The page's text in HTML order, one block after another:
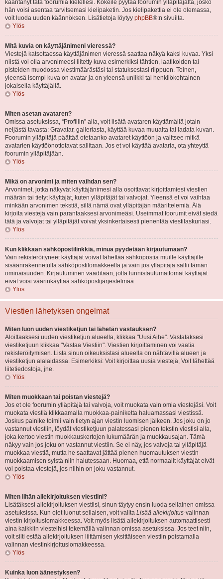
kääntänyt tätä foorumia kielellesi. Kokeile pyytää foorumin ylläpitäjältä, josko
hän voisi asentaa tarvitsemasi kielipaketin. Jos kielipakettia ei ole olemassa,
voit luoda uuden käännöksen. Lisätietoja löytyy phpBB®:n sivuilta.
Ylös
Mitä kuvia on käyttäjänimeni vieressä?
Viestejä katsottaessa käyttäjänimen vieressä saattaa näkyä kaksi kuvaa. Yksi
niistä voi olla arvonimeesi liitetty kuva esimerkiksi tähtien, laatikoiden tai
pisteiden muodossa viestimäärästäsi tai statuksestasi riippuen. Toinen,
yleensä isompi kuva on avatar ja on yleensä uniikki tai henkilökohtainen
jokaisella käyttäjällä.
Ylös
Miten asetan avataren?
Omissa asetuksissa, “Profiilin” alla, voit lisätä avataren käyttämällä jotain
neljästä tavasta: Gravatar, galleriasta, käyttää kuvaa muualta tai ladata kuvan.
Foorumin ylläpitäjä päättää otetaanko avataret käyttöön ja valitsee mitkä
avatarien käyttöönottotavat sallitaan. Jos et voi käyttää avataria, ota yhteyttä
foorumin ylläpitäjään.
Ylös
Mikä on arvonimi ja miten vaihdan sen?
Arvonimet, jotka näkyvät käyttäjänimesi alla osoittavat kirjoittamiesi viestien
määrän tai tietyt käyttäjät, kuten ylläpitäjät tai valvojat. Yleensä et voi vaihtaa
minkään arvonimen tekstiä, sillä nämä ovat ylläpitäjän määrittelemiä. Älä
kirjoita viestejä vain parantaaksesi arvonimeäsi. Useimmat foorumit eivät siedä
tätä ja valvojat tai ylläpitäjät voivat yksinkertaisesti pienentää viestilaskuriasi.
Ylös
Kun klikkaan sähköpostilinkkiä, minua pyydetään kirjautumaan?
Vain rekisteröityneet käyttäjät voivat lähettää sähköpostia muille käyttäjille
sisäänrakennetulla sähköpostilomakkeella ja vain jos ylläpitäjä sallii tämän
ominaisuuden. Kirjautuminen vaaditaan, jotta tunnistautumattomat käyttäjät
eivät voisi väärinkäyttää sähköpostijärjestelmää.
Ylös
Viestien lähetyksen ongelmat
Miten luon uuden viestiketjun tai lähetän vastauksen?
Aloittaaksesi uuden viestiketjun alueella, klikkaa "Uusi Aihe". Vastataksesi
viestiketjuun klikkaa "Vastaa Viestiin". Viestien kirjoittaminen voi vaatia
rekisteröitymisen. Lista sinun oikeuksistasi alueella on nähtävillä alueen ja
viestiketjun alalaidassa. Esimerkiksi: Voit kirjoittaa uusia viestejä, Voit lähettää
liitetiedostoja, jne.
Ylös
Miten muokkaan tai poistan viestejä?
Jos et ole foorumin ylläpitäjä tai valvoja, voit muokata vain omia viestejäsi. Voit
muokata viestiä klikkaamalla muokkaa-painiketta haluamassasi viestissä.
Joskus painike toimii vain tietyn ajan viestin luomisen jälkeen. Jos joku on jo
vastannut viestiin, löydät viestiketjuun palatessasi pienen tekstin viestisi alla,
joka kertoo viestin muokkauskertojen lukumäärän ja muokkausajan. Tämä
näkyy vain jos joku on vastannut viestiin. Se ei näy, jos valvoja tai ylläpitäjä
muokkaa viestiä, mutta he saattavat jättää pienen huomautuksen viestin
muokkaamisen syistä niin halutessaan. Huomaa, että normaalit käyttäjät eivät
voi poistaa viestejä, jos niihin on joku vastannut.
Ylös
Miten liitän allekirjoituksen viestiini?
Lisätäksesi allekirjoituksen viestiisi, sinun täytyy ensin luoda sellainen omissa
asetuksissa. Kun olet luonut sellaisen, voit valita Lisää allekirjoitus-valinnan
viestin kirjoituslomakkeessa. Voit myös lisätä allekirjoituksen automaattisesti
aina kaikkiin viesteihisi tekemällä valinnan omissa asetuksissa. Jos teet niin,
voit silti estää allekirjoituksen liittämisen yksittäiseen viestiin poistamalla
valinnan viestinkirjoituslomakkeessa.
Ylös
Kuinka luon äänestyksen?